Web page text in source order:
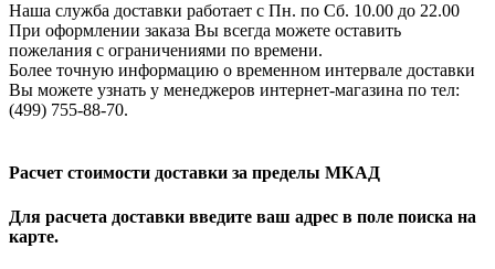
Наша служба доставки работает с Пн. по Сб. 10.00 до 22.00
При оформлении заказа Вы всегда можете оставить
пожелания с ограничениями по времени.
Более точную информацию о временном интервале доставки
Вы можете узнать у менеджеров интернет-магазина по тел:
(499) 755-88-70.
Расчет стоимости доставки за пределы МКАД
Для расчета доставки введите ваш адрес в поле поиска на
карте.